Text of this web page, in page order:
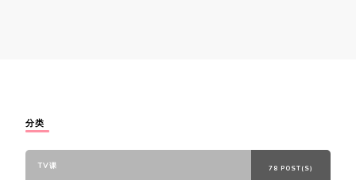
分类
TV课 78 POST(S)